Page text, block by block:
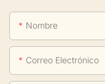
Nombre
Correo Electrónico